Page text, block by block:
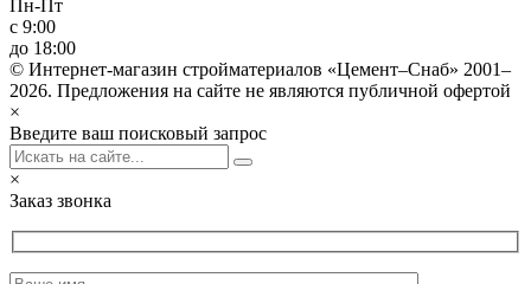
Пн-Пт
с 9:00
до 18:00
© Интернет-магазин стройматериалов «Цемент–Снаб» 2001–
2026. Предложения на сайте не являются публичной офертой
×
Введите ваш поисковый запрос
×
Заказ звонка